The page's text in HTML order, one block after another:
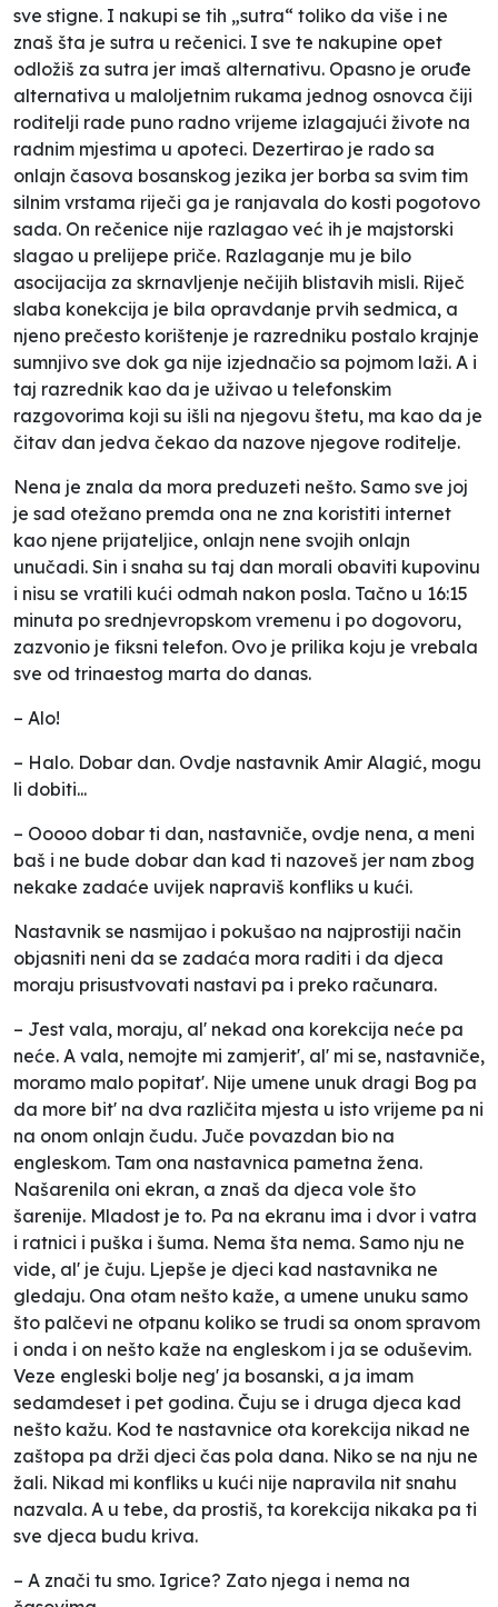
sve stigne. I nakupi se tih „sutra“ toliko da više i ne
znaš šta je sutra u rečenici. I sve te nakupine opet
odložiš za sutra jer imaš alternativu. Opasno je oruđe
alternativa u maloljetnim rukama jednog osnovca čiji
roditelji rade puno radno vrijeme izlagajući živote na
radnim mjestima u apoteci. Dezertirao je rado sa
onlajn časova bosanskog jezika jer borba sa svim tim
silnim vrstama riječi ga je ranjavala do kosti pogotovo
sada. On rečenice nije razlagao već ih je majstorski
slagao u prelijepe priče. Razlaganje mu je bilo
asocijacija za skrnavljenje nečijih blistavih misli. Riječ
slaba konekcija je bila opravdanje prvih sedmica, a
njeno prečesto korištenje je razredniku postalo krajnje
sumnjivo sve dok ga nije izjednačio sa pojmom laži. A i
taj razrednik kao da je uživao u telefonskim
razgovorima koji su išli na njegovu štetu, ma kao da je
čitav dan jedva čekao da nazove njegove roditelje.
Nena je znala da mora preduzeti nešto. Samo sve joj
je sad otežano premda ona ne zna koristiti internet
kao njene prijateljice, onlajn nene svojih onlajn
unučadi. Sin i snaha su taj dan morali obaviti kupovinu
i nisu se vratili kući odmah nakon posla. Tačno u 16:15
minuta po srednjevropskom vremenu i po dogovoru,
zazvonio je fiksni telefon. Ovo je prilika koju je vrebala
sve od trinaestog marta do danas.
– Alo!
– Halo. Dobar dan. Ovdje nastavnik Amir Alagić, mogu
li dobiti...
– Ooooo dobar ti dan, nastavniče, ovdje nena, a meni
baš i ne bude dobar dan kad ti nazoveš jer nam zbog
nekake zadaće uvijek napraviš konfliks u kući.
Nastavnik se nasmijao i pokušao na najprostiji način
objasniti neni da se zadaća mora raditi i da djeca
moraju prisustvovati nastavi pa i preko računara.
– Jest vala, moraju, al' nekad ona korekcija neće pa
neće. A vala, nemojte mi zamjerit', al' mi se, nastavniče,
moramo malo popitat'. Nije umene unuk dragi Bog pa
da more bit' na dva različita mjesta u isto vrijeme pa ni
na onom onlajn čudu. Juče povazdan bio na
engleskom. Tam ona nastavnica pametna žena.
Našarenila oni ekran, a znaš da djeca vole što
šarenije. Mladost je to. Pa na ekranu ima i dvor i vatra
i ratnici i puška i šuma. Nema šta nema. Samo nju ne
vide, al' je čuju. Ljepše je djeci kad nastavnika ne
gledaju. Ona otam nešto kaže, a umene unuku samo
što palčevi ne otpanu koliko se trudi sa onom spravom
i onda i on nešto kaže na engleskom i ja se oduševim.
Veze engleski bolje neg' ja bosanski, a ja imam
sedamdeset i pet godina. Čuju se i druga djeca kad
nešto kažu. Kod te nastavnice ota korekcija nikad ne
zaštopa pa drži djeci čas pola dana. Niko se na nju ne
žali. Nikad mi konfliks u kući nije napravila nit snahu
nazvala. A u tebe, da prostiš, ta korekcija nikaka pa ti
sve djeca budu kriva.
– A znači tu smo. Igrice? Zato njega i nema na